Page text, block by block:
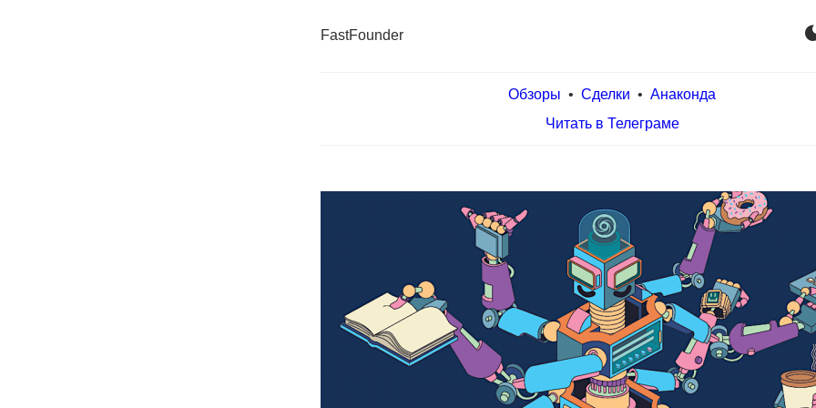
FastFounder
Обзоры • Сделки • Анаконда
Читать в Телеграме